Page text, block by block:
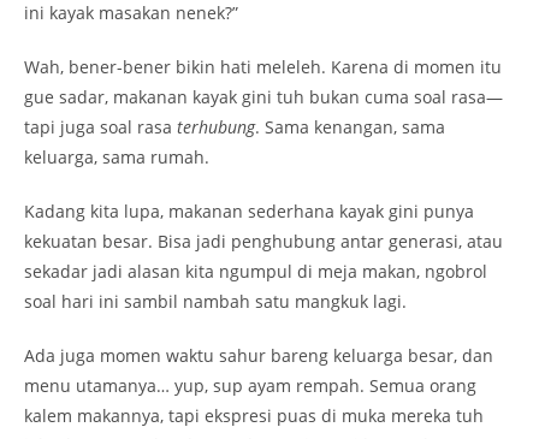
ini kayak masakan nenek?”
Wah, bener-bener bikin hati meleleh. Karena di momen itu
gue sadar, makanan kayak gini tuh bukan cuma soal rasa—
tapi juga soal rasa terhubung. Sama kenangan, sama
keluarga, sama rumah.
Kadang kita lupa, makanan sederhana kayak gini punya
kekuatan besar. Bisa jadi penghubung antar generasi, atau
sekadar jadi alasan kita ngumpul di meja makan, ngobrol
soal hari ini sambil nambah satu mangkuk lagi.
Ada juga momen waktu sahur bareng keluarga besar, dan
menu utamanya… yup, sup ayam rempah. Semua orang
kalem makannya, tapi ekspresi puas di muka mereka tuh